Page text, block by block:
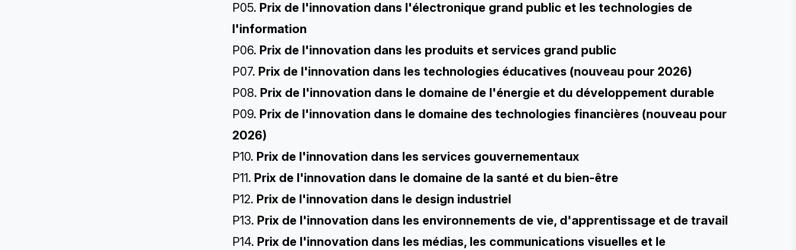
P05. Prix de l'innovation dans l'électronique grand public et les technologies de
l'information
P06. Prix de l'innovation dans les produits et services grand public
P07. Prix de l'innovation dans les technologies éducatives (nouveau pour 2026)
P08. Prix de l'innovation dans le domaine de l'énergie et du développement durable
P09. Prix de l'innovation dans le domaine des technologies financières (nouveau pour
2026)
P10. Prix de l'innovation dans les services gouvernementaux
P11. Prix de l'innovation dans le domaine de la santé et du bien-être
P12. Prix de l'innovation dans le design industriel
P13. Prix de l'innovation dans les environnements de vie, d'apprentissage et de travail
P14. Prix de l'innovation dans les médias, les communications visuelles et le